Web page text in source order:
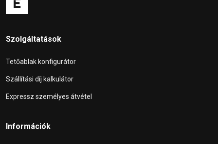
Szolgáltatások
Tetőablak konfigurátor
Szállítási díj kalkulátor
Expressz személyes átvétel
Információk